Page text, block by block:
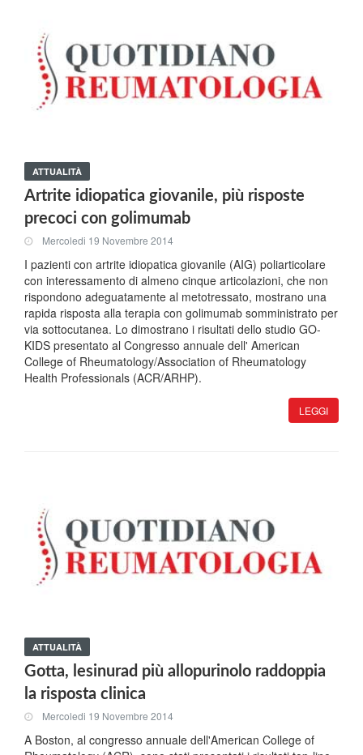
ATTUALITÀ
Artrite idiopatica giovanile, più risposte
precoci con golimumab
Mercoledi 19 Novembre 2014
I pazienti con artrite idiopatica giovanile (AIG) poliarticolare
con interessamento di almeno cinque articolazioni, che non
rispondono adeguatamente al metotressato, mostrano una
rapida risposta alla terapia con golimumab somministrato per
via sottocutanea. Lo dimostrano i risultati dello studio GO-
KIDS presentato al Congresso annuale dell' American
College of Rheumatology/Association of Rheumatology
Health Professionals (ACR/ARHP).
LEGGI
ATTUALITÀ
Gotta, lesinurad più allopurinolo raddoppia
la risposta clinica
Mercoledi 19 Novembre 2014
A Boston, al congresso annuale dell'American College of